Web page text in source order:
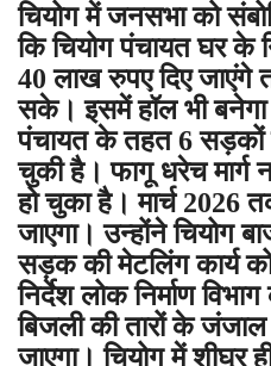
चियोग में जनसभा को
कि चियोग पंचायत घर के
40 लाख रुपए दिए जाएंगे
सके। इसमें हॉल भी
पंचायत के तहत 6 सड़कों
चुकी है। फागू धरेच मार्ग
हो चुका है। मार्च 2026
जाएगा। उन्होंने चियोग
सड़क की मेटलिंग कार्य
निर्देश लोक निर्माण
बिजली की तारों के जंजाल
जाएगा। चियोग में शीघ्र ही